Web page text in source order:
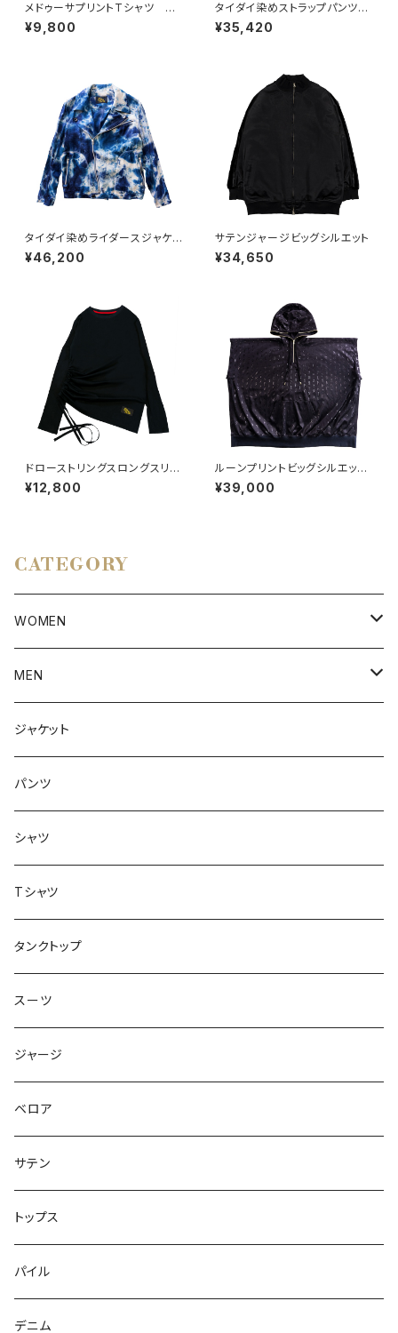
メドゥーサプリントTシャツ BL
ACK
¥9,800
タイダイ染めストラップパンツ
BLUE
¥35,420
タイダイ染めライダースジャケッ
ト
¥46,200
サテンジャージビッグシルエット
¥34,650
ドローストリングスロングスリー
ブT
¥12,800
ルーンプリントビッグシルエット
ポンチョ
¥39,000
CATEGORY
WOMEN
アウター
ボトムス
トップス
MEN
アウター
インナー
ボトムス
ジャケット
トップス
ジャケット
パンツ
シャツ
Tシャツ
タンクトップ
スーツ
ジャージ
ベロア
サテン
トップス
パイル
デニム